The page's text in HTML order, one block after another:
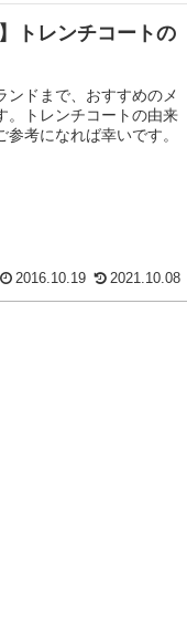
トレンチコートの
ンドまで、おすすめのメ
。トレンチコートの由来
考になれば幸いです。
2016.10.19 2021.10.08